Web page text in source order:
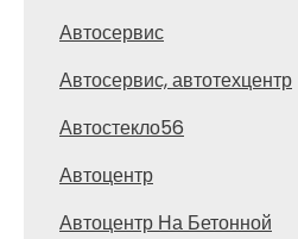
Автосервис
Автосервис, автотехцентр
Автостекло56
Автоцентр
Автоцентр На Бетонной